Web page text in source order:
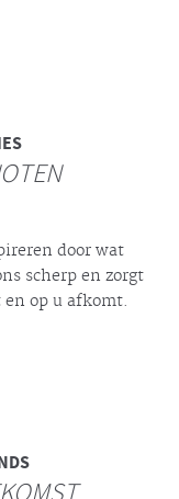
door wat
scherp en zorgt
op u afkomt.